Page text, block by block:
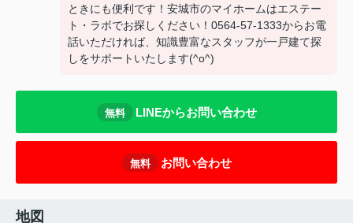
ときにも便利です！安城市のマイホームはエステー
ト・ラボでお探しください！0564-57-1333からお電
話いただければ、知識豊富なスタッフが一戸建て探
しをサポートいたします(^o^)
無料 LINEからお問い合わせ
無料 お問い合わせ
地図